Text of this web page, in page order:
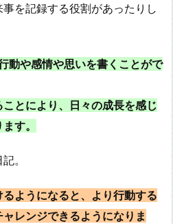
を記録する役割があったりし
動や感情や思いを書くことがで
とにより、日々の成長を感じ
す。
。
るようになると、より行動する
レンジできるようになりま